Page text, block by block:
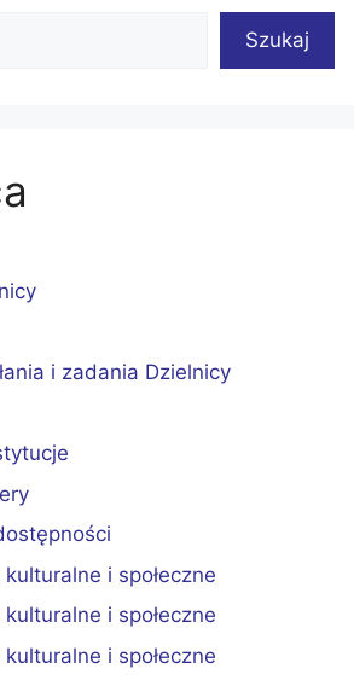
Szukaj
i zadania Dzielnicy
i społeczne
i społeczne
i społeczne